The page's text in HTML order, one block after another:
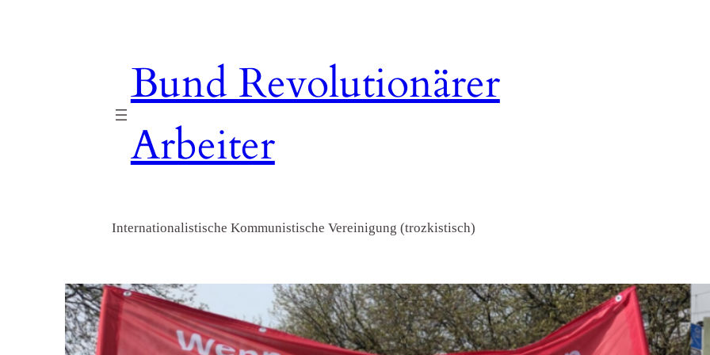
Bund Revolutionärer
Arbeiter
Internationalistische Kommunistische Vereinigung (trozkistisch)